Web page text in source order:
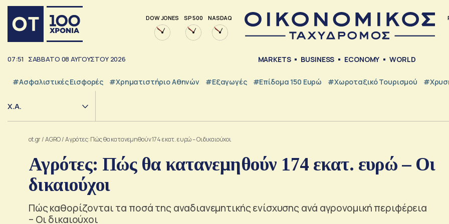
DOW JONES SP 500 NASDAQ
07:51 ΣΑΒΒΑΤΟ 08 ΑΥΓΟΥΣΤΟΥ 2026 MARKETS BUSINESS ECONOMY WORLD
#Ασφαλιστικές Εισφορές #Χρηματιστήριο Αθηνών #εξαγωγές #Επίδομα 150 Ευρώ #Χωροταξικό Τουρισμού
Χ.Α.
ot.gr/AGRO/Αγρότες: Πώς θα κατανεμηθούν 174 εκατ. ευρώ – Οι δικαιούχοι
Αγρότες: Πώς θα κατανεμηθούν 174 εκατ. ευρώ – Οι
δικαιούχοι
Πώς καθορίζονται τα ποσά της αναδιανεμητικής ενίσχυσης ανά αγρονομική περιφέρεια
– Οι δικαιούχοι